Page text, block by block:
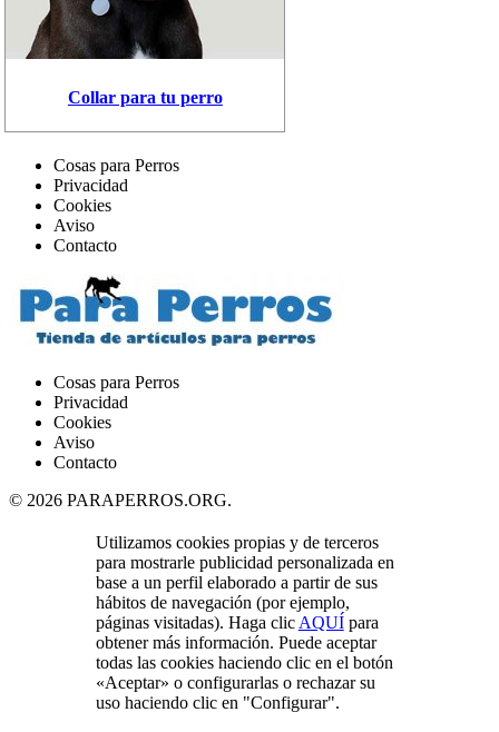
Collar para tu perro
Cosas para Perros
Privacidad
Cookies
Aviso
Contacto
Cosas para Perros
Privacidad
Cookies
Aviso
Contacto
© 2026 PARAPERROS.ORG.
Utilizamos cookies propias y de terceros
para mostrarle publicidad personalizada en
base a un perfil elaborado a partir de sus
hábitos de navegación (por ejemplo,
páginas visitadas). Haga clic AQUÍpara
obtener más información. Puede aceptar
todas las cookies haciendo clic en el botón
«Aceptar» o configurarlas o rechazar su
uso haciendo clic en "Configurar".